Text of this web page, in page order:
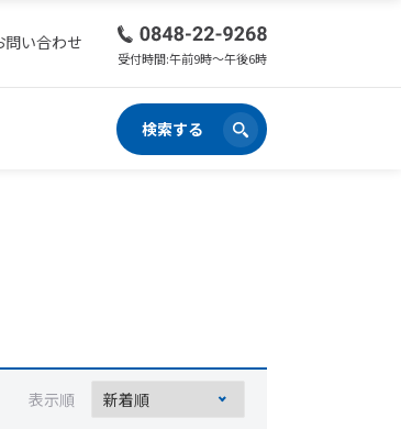
問い合わせ
受付時間:午前9時〜午後6時
検索する
表示順